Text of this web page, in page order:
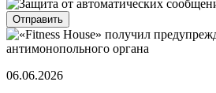
06.06.2026